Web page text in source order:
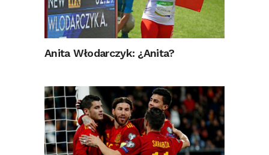
Anita Włodarczyk: ¿Anita?